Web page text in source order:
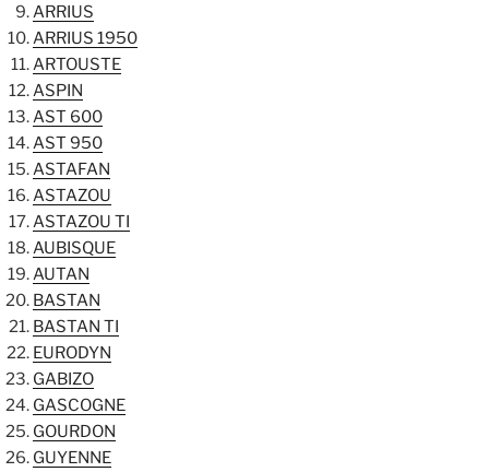
ARRIUS
ARRIUS 1950
ARTOUSTE
ASPIN
AST 600
AST 950
ASTAFAN
ASTAZOU
ASTAZOU TI
AUBISQUE
AUTAN
BASTAN
BASTAN TI
EURODYN
GABIZO
GASCOGNE
GOURDON
GUYENNE